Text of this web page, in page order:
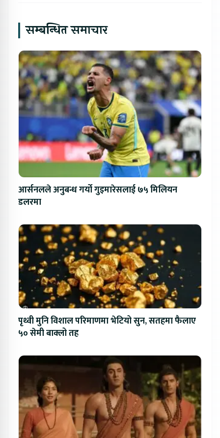
सम्बन्धित समाचार
आर्सनलले अनुबन्ध गर्यो गुइमारेसलाई ७५ मिलियन
डलरमा
पृथ्वी मुनि विशाल परिमाणमा भेटियो सुन, सतहमा फैलाए
५० सेमी बाक्लो तह